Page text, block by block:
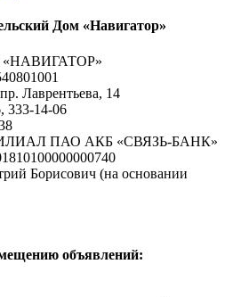
Дом «Навигатор»
«НАВИГАТОР»
Лаврентьева, 14
333-14-06
ПАО АКБ «СВЯЗЬ-БАНК»
Борисович (на основании
объявлений: